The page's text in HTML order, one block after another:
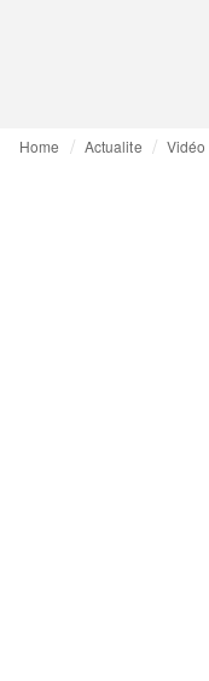
Home Actualite Vidéo